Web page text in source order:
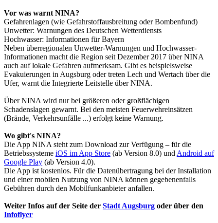
Vor was warnt NINA?
Gefahrenlagen (wie Gefahrstoffausbreitung oder Bombenfund)
Unwetter: Warnungen des Deutschen Wetterdiensts
Hochwasser: Informationen für Bayern
Neben überregionalen Unwetter-Warnungen und Hochwasser-
Informationen macht die Region seit Dezember 2017 über NINA
auch auf lokale Gefahren aufmerksam. Gibt es beispielsweise
Evakuierungen in Augsburg oder treten Lech und Wertach über die
Ufer, warnt die Integrierte Leitstelle über NINA.
Über NINA wird nur bei größeren oder großflächigen
Schadenslagen gewarnt. Bei den meisten Feuerwehreinsätzen
(Brände, Verkehrsunfälle ...) erfolgt keine Warnung.
Wo gibt's NINA?
Die App NINA steht zum Download zur Verfügung – für die
Betriebssysteme iOS im App Store (ab Version 8.0) und Android auf
Google Play (ab Version 4.0).
Die App ist kostenlos. Für die Datenübertragung bei der Installation
und einer mobilen Nutzung von NINA können gegebenenfalls
Gebühren durch den Mobilfunkanbieter anfallen.
Weiter Infos auf der Seite der Stadt Augsburg oder über den
Infoflyer